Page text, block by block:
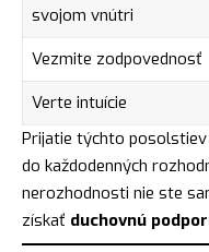
svojom vnútri
Vezmite zodpovednosť
Verte intuície
Prijatie týchto
do každodenných
nerozhodnosti nie ste
získať duchovnú